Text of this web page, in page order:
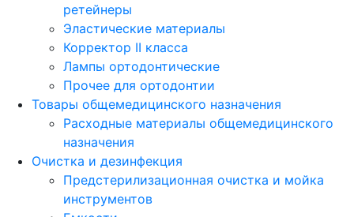
ретейнеры
Эластические материалы
Корректор II класса
Лампы ортодонтические
Прочее для ортодонтии
Товары общемедицинского назначения
Расходные материалы общемедицинского
назначения
Очистка и дезинфекция
Предстерилизационная очистка и мойка
инструментов